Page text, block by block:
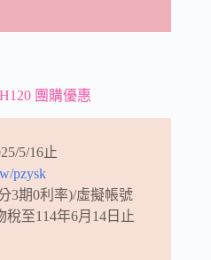
團購優惠
5/16止
pzysk
3期0利率)/虛擬帳號
至114年6月14日止